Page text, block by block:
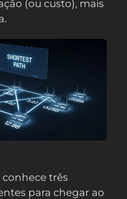
(ou custo), mais
três
para chegar ao